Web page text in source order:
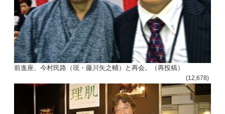
前進座、今村民路（現・藤川矢之輔）と再会。（再投稿）
(12,678)